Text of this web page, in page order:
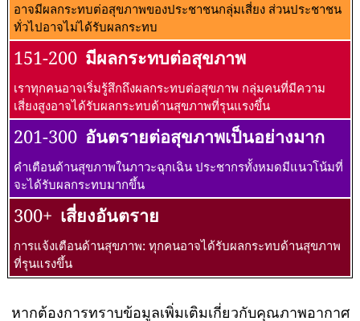
อาจมีผลกระทบต่อสุขภาพของประชาชนกลุ่มเสี่ยง ส่วนประชาชน
ทั่วไปอาจไม่ได้รับผลกระทบ
151-200 มีผลกระทบต่อสุขภาพ
เราทุกคนอาจเริ่มรู้สึกถึงผลกระทบต่อสุขภาพ กลุ่มคนที่มีความ
เสี่ยงสูงอาจได้รับผลกระทบด้านสุขภาพที่รุนแรงขึ้น
201-300 อันตรายต่อสุขภาพเป็นอย่างมาก
คำเตือนด้านสุขภาพในภาวะฉุกเฉิน ประชากรทั้งหมดมีแนวโน้มที่
จะได้รับผลกระทบมากขึ้น
300+ เสี่ยงอันตราย
การแจ้งเตือนด้านสุขภาพ: ทุกคนอาจได้รับผลกระทบด้านสุขภาพ
ที่รุนแรงขึ้น
หากต้องการทราบข้อมูลเพิ่มเติมเกี่ยวกับคุณภาพอากาศ